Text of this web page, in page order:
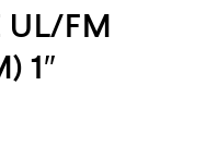
UL/FM
1″